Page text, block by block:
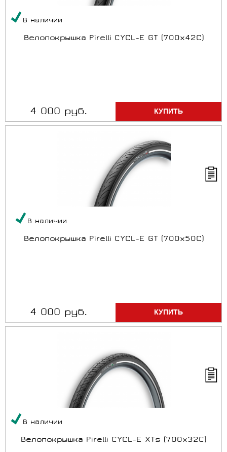
В наличии
Велопокрышка Pirelli CYCL-E GT (700x42C)
4 000 руб.
В наличии
Велопокрышка Pirelli CYCL-E GT (700x50C)
4 000 руб.
В наличии
Велопокрышка Pirelli CYCL-E XTs (700x32C)